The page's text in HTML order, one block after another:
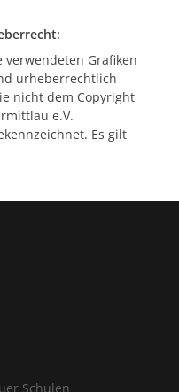
verwendeten Grafiken
urheberrechtlich
nicht dem Copyright
e.V.
Es gilt
Schulen